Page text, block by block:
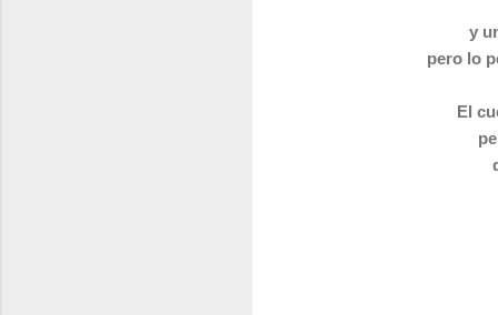
y
pero lo
El